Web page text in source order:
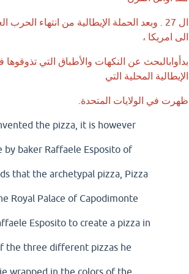
ال 27 . وبعد الحملة الإيطالية من انتهاء
الى امريكا ،
بدأوابالبحث عن النكهات والأطباق التي
الإيطالية المحلية التي
ظهرت في الولايات المتحدة.
the pizza, it is however
baker Raffaele Esposito of
that the archetypal pizza, Pizza
Royal Palace of Capodimonte
Esposito to create a pizza in
the three different pizzas he
wrapped in the colors of the